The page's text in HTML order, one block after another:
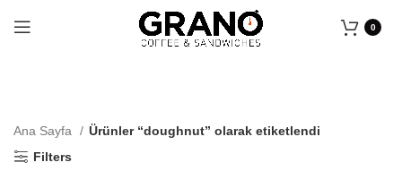
0
Ana Sayfa
Ürünler “doughnut” olarak etiketlendi
Filters